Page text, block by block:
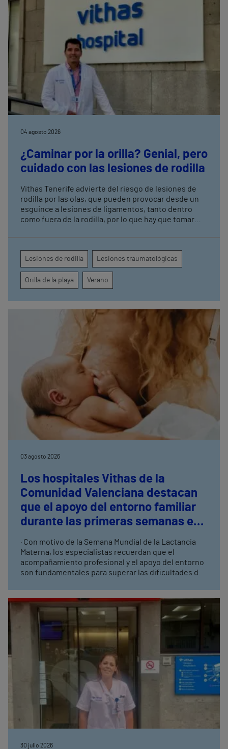
competiciones y entidades de referencia, como las
principales maratones y medias maratones de
España, el Atlético de Madrid o el Trofeo Conde de
Godó de Tenis
04 agosto 2026
¿Caminar por la orilla? Genial, pero
cuidado con las lesiones de rodilla
Vithas Tenerife advierte del riesgo de lesiones de
rodilla por las olas, que pueden provocar desde un
esguince a lesiones de ligamentos, tanto dentro
como fuera de la rodilla, por lo que hay que tomar
Lesiones de rodilla Lesiones traumatológicas
Orilla de la playa Verano
03 agosto 2026
Los hospitales Vithas de la
Comunidad Valenciana destacan
que el apoyo del entorno familiar
durante las primeras semanas es
materna
· Con motivo de la Semana Mundial de la Lactancia
Materna, los especialistas recuerdan que el
acompañamiento profesional y el apoyo del entorno
son fundamentales para superar las dificultades de
dificultades favorecen una lactancia más
satisfactoria para la madre y el bebé
30 julio 2026